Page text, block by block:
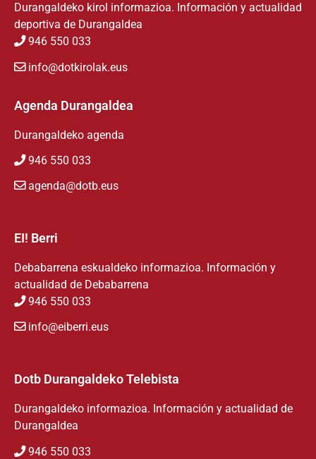
Durangaldeko kirol informazioa. Información y actualidad
deportiva de Durangaldea
946 550 033
info@dotkirolak.eus
Agenda Durangaldea
Durangaldeko agenda
946 550 033
agenda@dotb.eus
EI! Berri
Debabarrena eskualdeko informazioa. Información y
actualidad de Debabarrena
946 550 033
info@eiberri.eus
Dotb Durangaldeko Telebista
Durangaldeko informazioa. Información y actualidad de
Durangaldea
946 550 033